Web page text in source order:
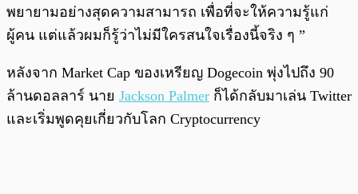
พยายามอย่างสุดความสามารถ เพื่อที่จะให้ความรู้แก่
ผู้คน แต่แล้วผมก็รู้ว่าไม่มีใครสนใจเรื่องนี้จริง ๆ ”
หลังจาก Market Cap ของเหรียญ Dogecoin พุ่งไปถึง 90
ล้านดอลลาร์ นาย Jackson Palmer ก็ได้กลับมาเล่น Twitter
และเริ่มพูดคุยเกี่ยวกับโลก Cryptocurrency